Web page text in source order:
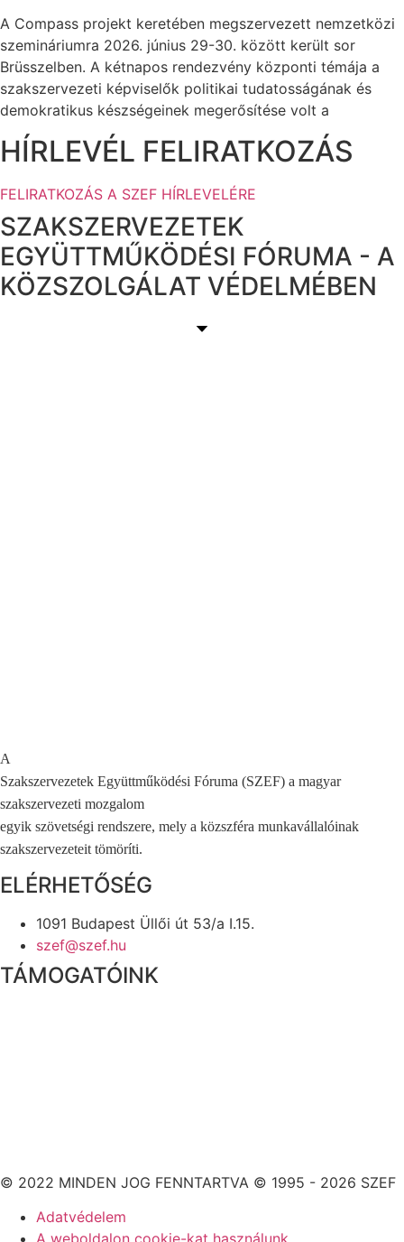
A Compass projekt keretében megszervezett nemzetközi
szemináriumra 2026. június 29-30. között került sor
Brüsszelben. A kétnapos rendezvény központi témája a
szakszervezeti képviselők politikai tudatosságának és
demokratikus készségeinek megerősítése volt a
HÍRLEVÉL FELIRATKOZÁS
FELIRATKOZÁS A SZEF HÍRLEVELÉRE
SZAKSZERVEZETEK
EGYÜTTMŰKÖDÉSI FÓRUMA - A
KÖZSZOLGÁLAT VÉDELMÉBEN
A
Szakszervezetek Együttműködési Fóruma (SZEF) a magyar
szakszervezeti mozgalom
egyik szövetségi rendszere, mely a közszféra munkavállalóinak
szakszervezeteit tömöríti.
ELÉRHETŐSÉG
1091 Budapest Üllői út 53/a I.15.
szef@szef.hu
TÁMOGATÓINK
© 2022 MINDEN JOG FENNTARTVA © 1995 - 2026 SZEF
Adatvédelem